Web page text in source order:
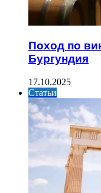
Поход по
Бургундия
17.10.2025
Статьи